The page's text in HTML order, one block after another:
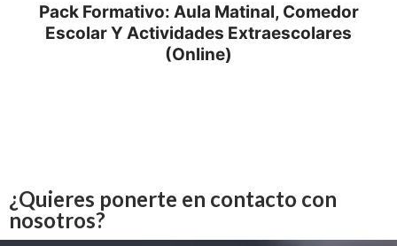
Pack Formativo: Aula Matinal, Comedor
Escolar Y Actividades Extraescolares
(Online)
¿Quieres ponerte en contacto con
nosotros?